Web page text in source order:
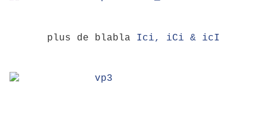
plus de blabla Ici, iCi & icI